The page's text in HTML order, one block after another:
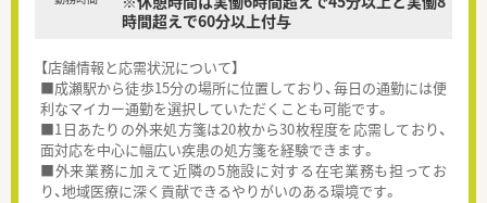
時間超えで60分以上付与
【店舗情報と応需状況について】
■成瀬駅から徒歩15分の場所に位置しており、毎日の通勤には便
利なマイカー通勤を選択していただくことも可能です。
■1日あたりの外来処方箋は20枚から30枚程度を応需しており、
面対応を中心に幅広い疾患の処方箋を経験できます。
■外来業務に加えて近隣の5施設に対する在宅業務も担ってお
り、地域医療に深く貢献できるやりがいのある環境です。